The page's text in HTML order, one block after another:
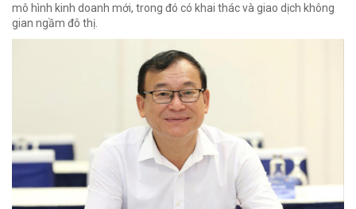
mô hình kinh doanh mới, trong đó có khai thác và giao dịch không
gian ngầm đô thị.